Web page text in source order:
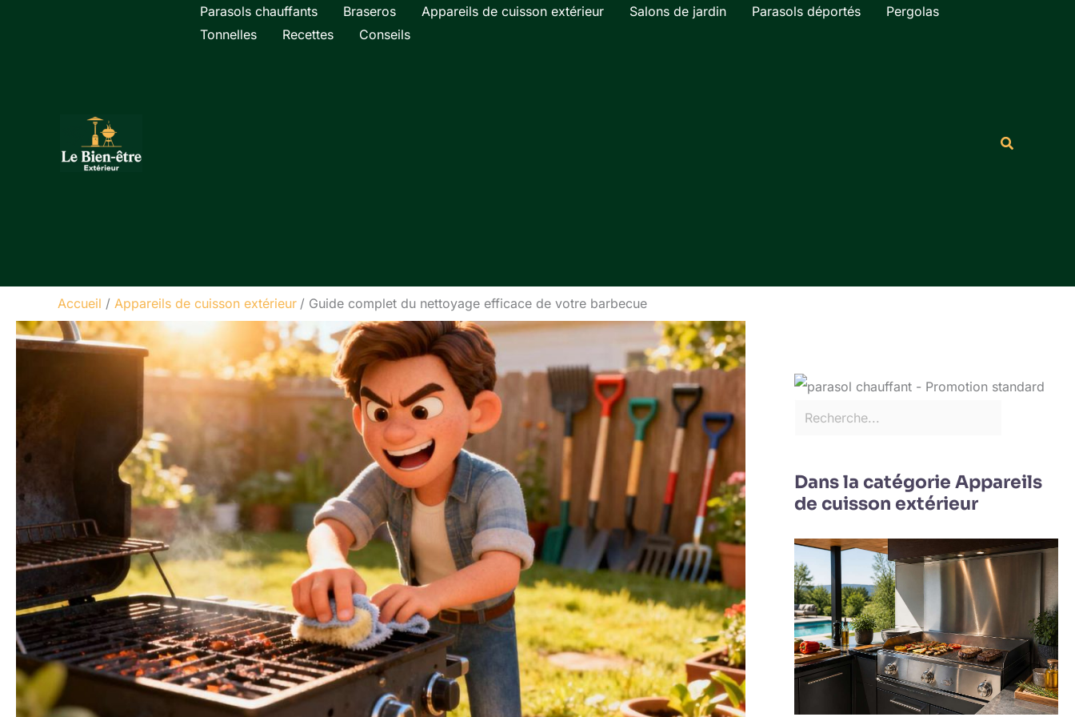
Parasols chauffants Braseros Appareils de cuisson extérieur Salons de jardin Parasols déportés
Pergolas
Tonnelles
Recettes Conseils
Accueil Appareils de cuisson extérieur Guide complet du nettoyage efficace de votre barbecue
Rechercher
Dans la catégorie Appareils
de cuisson extérieur